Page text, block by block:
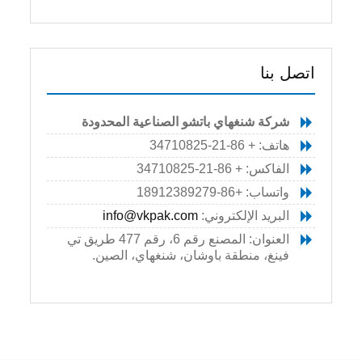
اتصل بنا
شركة شنغهاي باتشو الصناعية المحدودة
هاتف: + 86-21-34710825
الفاكس: + 86-21-34710825
واتساب: +86-18912389279
البريد الإلكتروني:info@vkpak.com
العنوان: المصنع رقم 6، رقم 477 طريق تي
فينغ، منطقة باوشان، شنغهاي، الصين.